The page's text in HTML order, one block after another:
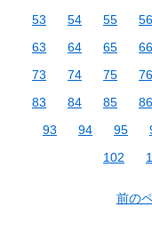
53
54 55 56
63
64 65 66
73
74 75 76
83
84 85 86
93
94 95
102
前の